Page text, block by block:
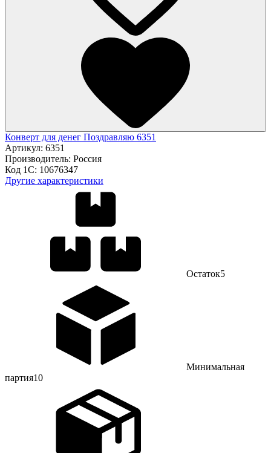
Конверт для денег Поздравляю 6351
Артикул: 6351
Производитель: Россия
Код 1С: 10676347
Другие характеристики
Остаток5
Минимальная
партия10